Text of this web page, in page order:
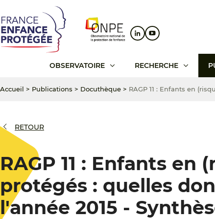
au
contenu
principal
au
menu
principal
au
pied
de
page
OBSERVATOIRE RECHERCHE
Accueil > Publications > Docuthèque > RAGP 11 : Enfants en
RETOUR
RAGP 11 : Enfants
protégés : quelles
l'année 2015 -